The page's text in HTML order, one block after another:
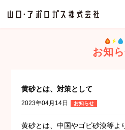
お知
黄砂とは、対策として
2023年04月14日 お知らせ
黄砂とは、中国やゴビ砂漠等よ